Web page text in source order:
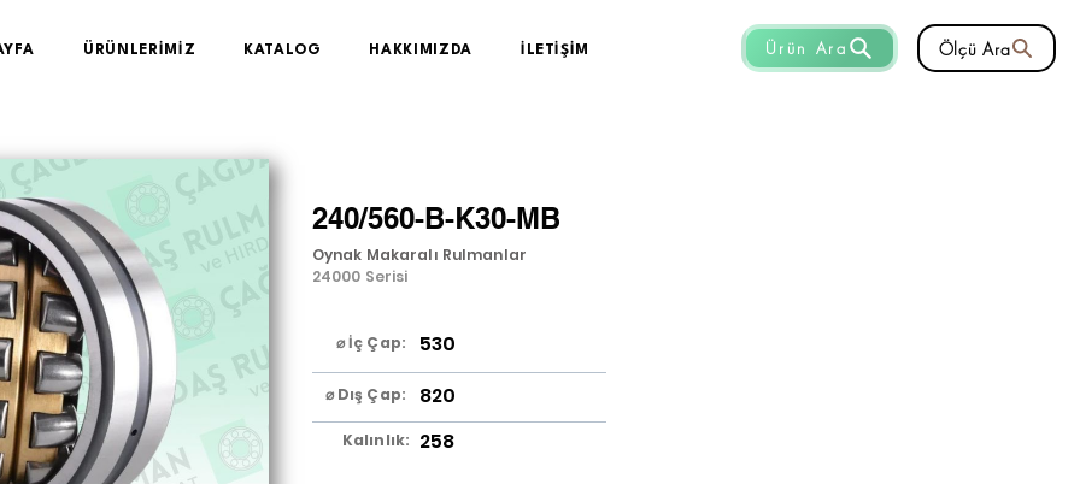
Ölçü Ara
Ürün Ara
ÜRÜNLERİMİZ KATALOG HAKKIMIZDA İLETİŞİM
240/560-B-K30-MB
Oynak Makaralı Rulmanlar
24000 Serisi
⌀ İç Çap: 530
⌀ Dış Çap: 820
Kalınlık: 258